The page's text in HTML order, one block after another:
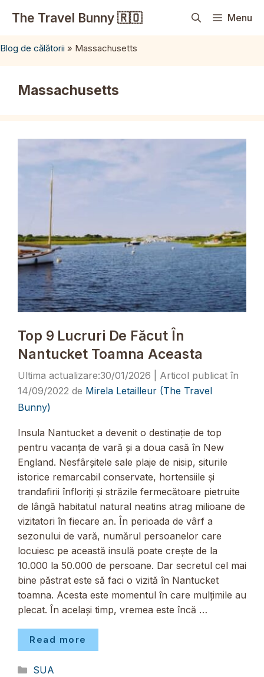
The Travel Bunny 🇷🇴 Menu
Blog de călătorii » Massachusetts
Massachusetts
Top 9 Lucruri De Făcut În
Nantucket Toamna Aceasta
30/01/2026
14/09/2022 de Mirela Letailleur (The Travel
Bunny)
Insula Nantucket a devenit o destinație de top
pentru vacanța de vară și a doua casă în New
England. Nesfârșitele sale plaje de nisip, siturile
istorice remarcabil conservate, hortensiile și
trandafirii înfloriți și străzile fermecătoare pietruite
de lângă habitatul natural neatins atrag milioane de
vizitatori în fiecare an. În perioada de vârf a
sezonului de vară, numărul persoanelor care
locuiesc pe această insulă poate crește de la
10.000 la 50.000 de persoane. Dar secretul cel mai
bine păstrat este să faci o vizită în Nantucket
toamna. Acesta este momentul în care mulțimile au
plecat. În același timp, vremea este încă …
Read more
Categorii
SUA